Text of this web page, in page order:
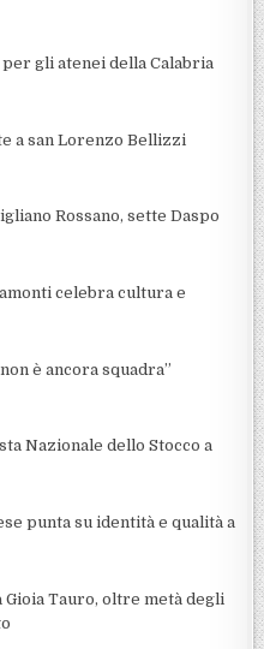
gli atenei della Calabria
a san Lorenzo Bellizzi
Rossano, sette Daspo
celebra cultura e
è ancora squadra”
Nazionale dello Stocco a
punta su identità e qualità a
Tauro, oltre metà degli